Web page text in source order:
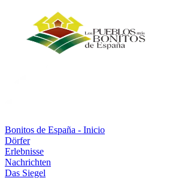
Bonitos de España - Inicio
Dörfer
Erlebnisse
Nachrichten
Das Siegel